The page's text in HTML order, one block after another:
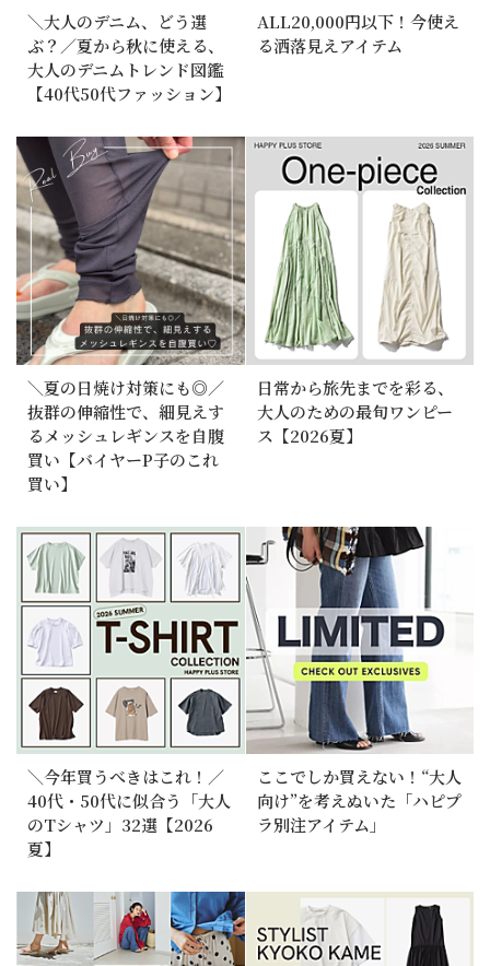
＼大人のデニム、どう選
ぶ？／夏から秋に使える、
大人のデニムトレンド図鑑
【40代50代ファッション】
ALL20,000円以下！今使え
る洒落見えアイテム
＼夏の日焼け対策にも◎／
抜群の伸縮性で、細見えす
るメッシュレギンスを自腹
買い【バイヤーP子のこれ
買い】
日常から旅先までを彩る、
大人のための最旬ワンピー
ス【2026夏】
＼今年買うべきはこれ！／
40代・50代に似合う「大人
のTシャツ」32選【2026
夏】
ここでしか買えない！“大人
向け”を考えぬいた「ハピプ
ラ別注アイテム」